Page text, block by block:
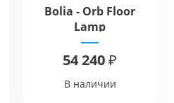
Bolia - Orb Floor
Lamp
54 240 ₽
В наличии